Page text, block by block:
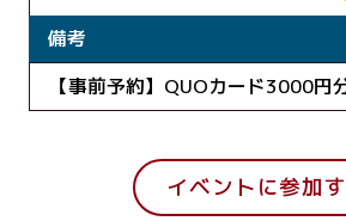
備考
【事前予約】QUOカード3000円
イベントに参加